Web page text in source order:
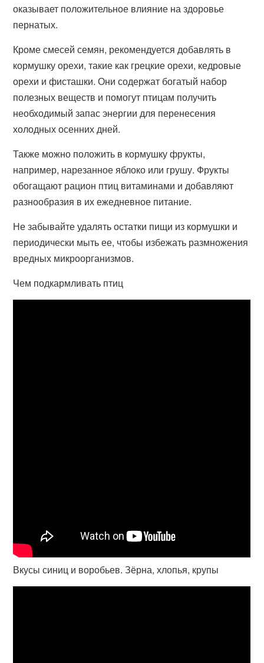
оказывает положительное влияние на здоровье
пернатых.
Кроме смесей семян, рекомендуется добавлять в
кормушку орехи, такие как грецкие орехи, кедровые
орехи и фисташки. Они содержат богатый набор
полезных веществ и помогут птицам получить
необходимый запас энергии для перенесения
холодных осенних дней.
Также можно положить в кормушку фрукты,
например, нарезанное яблоко или грушу. Фрукты
обогащают рацион птиц витаминами и добавляют
разнообразия в их ежедневное питание.
Не забывайте удалять остатки пищи из кормушки и
периодически мыть ее, чтобы избежать размножения
вредных микроорганизмов.
Чем подкармливать птиц
Вкусы синиц и воробьев. Зёрна, хлопья, крупы